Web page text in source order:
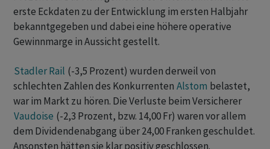
erste Eckdaten zu der Entwicklung im ersten Halbjahr
bekanntgegeben und dabei eine höhere operative
Gewinnmarge in Aussicht gestellt.
Stadler Rail (-3,5 Prozent) wurden derweil von
schlechten Zahlen des Konkurrenten Alstom belastet,
war im Markt zu hören. Die Verluste beim Versicherer
Vaudoise (-2,3 Prozent, bzw. 14,00 Fr) waren vor allem
dem Dividendenabgang über 24,00 Franken geschuldet.
Ansonsten hätten sie klar positiv geschlossen.